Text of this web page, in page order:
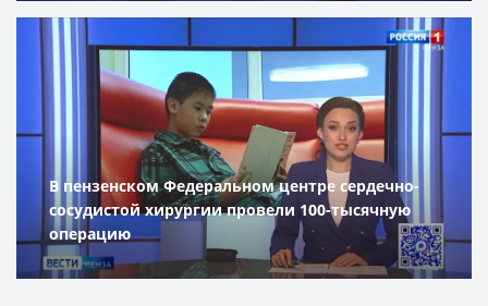
В пензенском Федеральном центре сердечно-
сосудистой хирургии провели 100-тысячную
операцию